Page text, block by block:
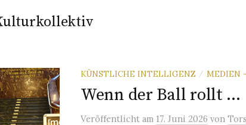
KÜNSTLICHE INTELLIGENZ / MEDIEN
Wenn der Ball rollt …
Veröffentlicht am 17. Juni 2026 von